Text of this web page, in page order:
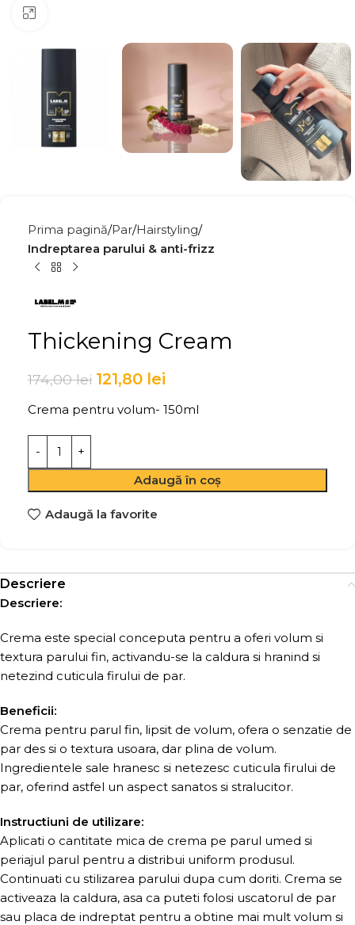
Prima pagină Par Hairstyling
Indreptarea parului & anti-frizz
Thickening Cream
174,00lei 121,80 lei
Crema pentru volum- 150ml
Adaugă în coș
Adaugă la favorite
Descriere
Descriere:
Crema este special conceputa pentru a oferi volum si
textura parului fin, activandu-se la caldura si hranind si
netezind cuticula firului de par.
Beneficii:
Crema pentru parul fin, lipsit de volum, ofera o senzatie de
par des si o textura usoara, dar plina de volum.
Ingredientele sale hranesc si netezesc cuticula firului de
par, oferind astfel un aspect sanatos si stralucitor.
Instructiuni de utilizare:
Aplicati o cantitate mica de crema pe parul umed si
periajul parul pentru a distribui uniform produsul.
Continuati cu stilizarea parului dupa cum doriti. Crema se
activeaza la caldura, asa ca puteti folosi uscatorul de par
sau placa de indreptat pentru a obtine mai mult volum si